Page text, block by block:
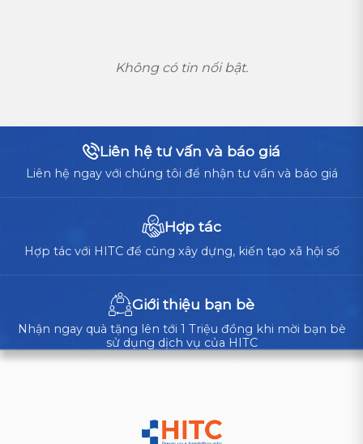
Không có tin nổi bật.
Liên hệ tư vấn và báo giá
Liên hệ ngay với chúng tôi để nhận tư vấn và báo giá
Hợp tác
Hợp tác với HITC để cùng xây dựng, kiến tạo xã hội số
Giới thiệu bạn bè
Nhận ngay quà tặng lên tới 1 Triệu đồng khi mời bạn bè
sử dụng dịch vụ của HITC